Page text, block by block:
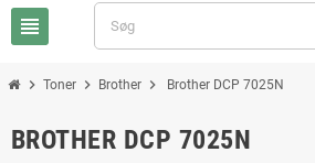
view_headline
chevron_right Toner chevron_right Brother chevron_right Brother DCP 7025N
BROTHER DCP 7025N